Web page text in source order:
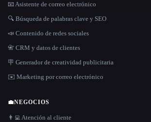
📧 Asistente de correo electrónico
🔍 Búsqueda de palabras clave y SEO
📣 Contenido de redes sociales
📇 CRM y datos de clientes
🪧 Generador de creatividad publicitaria
✉️ Marketing por correo electrónico
💼NEGOCIOS
👨‍💻 Atención al cliente